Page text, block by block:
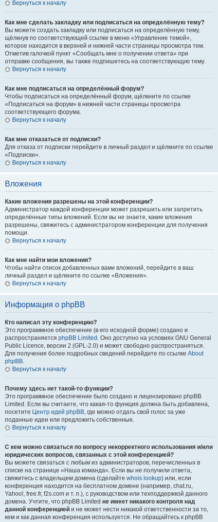
Вернуться к началу
Как мне сделать закладку или подписаться на определённую тему?
Вы можете создать закладку или подписаться на определённую тему,
щёлкнув по соответствующей ссылке в меню «Управление темой»,
которое находится в верхней и нижней части страницы просмотра тем.
Отметив галочкой пункт «Сообщать мне о получении ответа» при
отправке сообщения, вы также подпишетесь на соответствующую тему.
Вернуться к началу
Как мне подписаться на определённый форум?
Чтобы подписаться на определённый форум, щёлкните по ссылке
«Подписаться на форум» в нижней части страницы просмотра
соответствующего форума.
Вернуться к началу
Как мне отказаться от подписки?
Для отказа от подписки перейдите в личный раздел и щёлкните по ссылке
«Подписки».
Вернуться к началу
Вложения
Какие вложения разрешены на этой конференции?
Администратор каждой конференции может разрешить или запретить
определённые типы вложений. Если вы не знаете, какие вложения
разрешены, свяжитесь с администратором конференции для получения
помощи.
Вернуться к началу
Как мне найти мои вложения?
Чтобы найти список добавленных вами вложений, перейдите в ваш
личный раздел и щёлкните по ссылке «Вложения».
Вернуться к началу
Информация о phpBB
Кто написал эту конференцию?
Это программное обеспечение (в его исходной форме) создано и
распространяется phpBB Limited . Оно доступно на условиях GNU General
Public Licence, версии 2 (GPL-2.0) и может свободно распространяться.
Для получения более подробных сведений перейдите по ссылке About
phpBB.
Вернуться к началу
Почему здесь нет такой-то функции?
Это программное обеспечение было создано и лицензировано phpBB
Limited. Если вы считаете, что какая-то функция должна быть добавлена,
посетите Центр идей phpBB, где можно отдать свой голос за уже
поданные идеи или предложить собственные.
Вернуться к началу
С кем можно связаться по вопросу некорректного использования и/или
юридических вопросов, связанных с этой конференцией?
Вы можете связаться с любым из администраторов, перечисленных в
списке на странице «Наша команда». Если вы не получили ответа,
свяжитесь с владельцем домена (сделайте whois lookup) или, если
конференция находится на бесплатном домене (например, chat.ru,
Yahoo!, free.fr, f2s.com и т. п.), с руководством или техподдержкой данного
домена. Учтите, что phpBB Limited не имеет никакого контроля над
данной конференцией и не может нести никакой ответственности за то,
кем и как данная конференция используется. Не обращайтесь к phpBB